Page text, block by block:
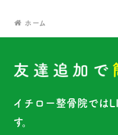
ホーム
イチロー整骨院では
す。